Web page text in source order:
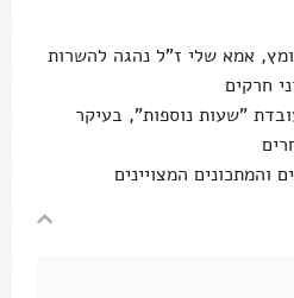
אמא שלי ז"ל נהגה להשרות
חרקים
"שעות נוספות", בעיקר
והמתכונים המצויינים